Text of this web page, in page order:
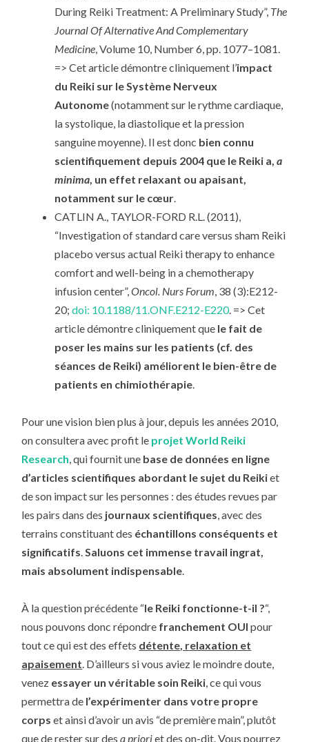
During Reiki Treatment: A Preliminary Study”, The
Journal Of Alternative And Complementary
Medicine , Volume 10, Number 6, pp. 1077–1081.
=> Cet article démontre cliniquement l’impact
du Reiki sur le Système Nerveux
Autonome(notamment sur le rythme cardiaque,
la systolique, la diastolique et la pression
sanguine moyenne). Il est donc bien connu
scientifiquement depuis 2004 que le Reiki a,a
minima , un effet relaxant ou apaisant,
notamment sur le cœur
CATLIN A., TAYLOR-FORD R.L. (2011),
“Investigation of standard care versus sham Reiki
placebo versus actual Reiki therapy to enhance
comfort and well-being in a chemotherapy
infusion center”,Oncol. Nurs Forum , 38 (3):E212-
20;doi: 10.1188/11.ONF.E212-E220. => Cet
article démontre cliniquement que le fait de
poser les mains sur les patients (cf. des
séances de Reiki) améliorent le bien-être de
patients en chimiothérapie
Pour une vision bien plus à jour, depuis les années 2010,
on consultera avec profit le projet World Reiki
Research, qui fournit une base de données en ligne
d’articles scientifiques abordant le sujet du Reikiet
de son impact sur les personnes : des études revues par
les pairs dans des journaux scientifiques, avec des
terrains constituant des échantillons conséquents et
significatifs.Saluons cet immense travail ingrat,
mais absolument indispensable.
À la question précédente “le Reiki fonctionne-t-il ?“,
nous pouvons donc répondre franchement OUI pour
tout ce qui est des effets détente, relaxation et
apaisement. D’ailleurs si vous aviez le moindre doute,
venez essayer un véritable soin Reiki, ce qui vous
permettra de l’expérimenter dans votre propre
corps et ainsi d’avoir un avis “de première main”, plutôt
que de rester sur desa prioriet des on-dit. Vous pourrez